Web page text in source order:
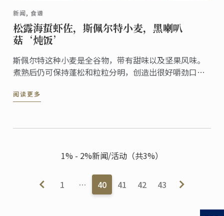
新闻, 食谱
松露海蜇虾佐，斯佩尔特小麦，黑喇叭
菇‘炖饭’
斯佩尔特这种小麦是全谷物，带有甜味以及坚果风味。
煮熟后仍可保持蓬松和粒粒分明，创造出很好嚼劲口感
虾，是道奢侈的美味。
阅读更多
1% - 2%新闻/活动（共3%）
1 … 40 41 42 43